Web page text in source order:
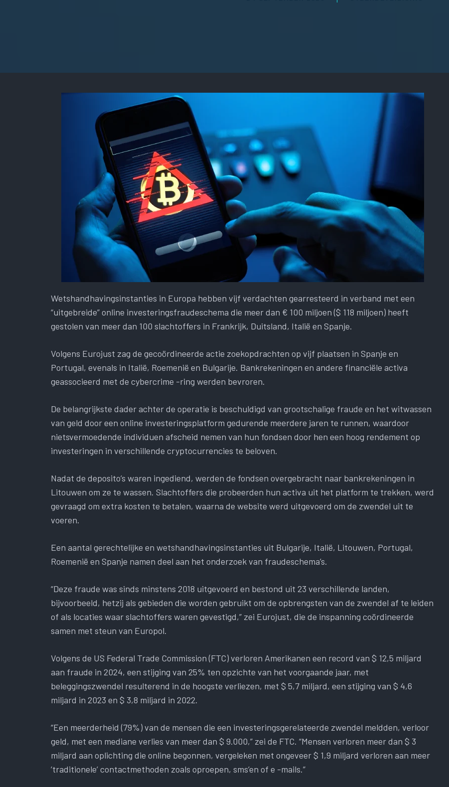
Wetshandhavingsinstanties in Europa hebben vijf verdachten gearresteerd in verband met een
“uitgebreide” online investeringsfraudeschema die meer dan € 100 miljoen ($ 118 miljoen) heeft
gestolen van meer dan 100 slachtoffers in Frankrijk, Duitsland, Italië en Spanje.
Volgens Eurojust zag de gecoördineerde actie zoekopdrachten op vijf plaatsen in Spanje en
Portugal, evenals in Italië, Roemenië en Bulgarije. Bankrekeningen en andere financiële activa
geassocieerd met de cybercrime -ring werden bevroren.
De belangrijkste dader achter de operatie is beschuldigd van grootschalige fraude en het witwassen
van geld door een online investeringsplatform gedurende meerdere jaren te runnen, waardoor
nietsvermoedende individuen afscheid nemen van hun fondsen door hen een hoog rendement op
investeringen in verschillende cryptocurrencies te beloven.
Nadat de deposito’s waren ingediend, werden de fondsen overgebracht naar bankrekeningen in
Litouwen om ze te wassen. Slachtoffers die probeerden hun activa uit het platform te trekken, werd
gevraagd om extra kosten te betalen, waarna de website werd uitgevoerd om de zwendel uit te
voeren.
Een aantal gerechtelijke en wetshandhavingsinstanties uit Bulgarije, Italië, Litouwen, Portugal,
Roemenië en Spanje namen deel aan het onderzoek van fraudeschema’s.
“Deze fraude was sinds minstens 2018 uitgevoerd en bestond uit 23 verschillende landen,
bijvoorbeeld, hetzij als gebieden die worden gebruikt om de opbrengsten van de zwendel af te leiden
of als locaties waar slachtoffers waren gevestigd,” zei Eurojust, die de inspanning coördineerde
samen met steun van Europol.
Volgens de US Federal Trade Commission (FTC) verloren Amerikanen een record van $ 12,5 miljard
aan fraude in 2024, een stijging van 25% ten opzichte van het voorgaande jaar, met
beleggingszwendel resulterend in de hoogste verliezen, met $ 5,7 miljard, een stijging van $ 4,6
miljard in 2023 en $ 3,8 miljard in 2022.
“Een meerderheid (79%) van de mensen die een investeringsgerelateerde zwendel meldden, verloor
geld, met een mediane verlies van meer dan $ 9.000,” zei de FTC. “Mensen verloren meer dan $ 3
miljard aan oplichting die online begonnen, vergeleken met ongeveer $ 1,9 miljard verloren aan meer
’traditionele’ contactmethoden zoals oproepen, sms’en of e -mails.”